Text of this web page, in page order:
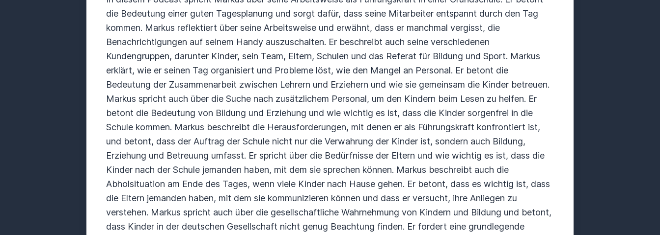
die Bedeutung einer guten Tagesplanung und sorgt dafür, dass seine Mitarbeiter entspannt durch den Tag
kommen. Markus reflektiert über seine Arbeitsweise und erwähnt, dass er manchmal vergisst, die
Benachrichtigungen auf seinem Handy auszuschalten. Er beschreibt auch seine verschiedenen
Kundengruppen, darunter Kinder, sein Team, Eltern, Schulen und das Referat für Bildung und Sport. Markus
erklärt, wie er seinen Tag organisiert und Probleme löst, wie den Mangel an Personal. Er betont die
Bedeutung der Zusammenarbeit zwischen Lehrern und Erziehern und wie sie gemeinsam die Kinder betreuen.
Markus spricht auch über die Suche nach zusätzlichem Personal, um den Kindern beim Lesen zu helfen. Er
betont die Bedeutung von Bildung und Erziehung und wie wichtig es ist, dass die Kinder sorgenfrei in die
Schule kommen. Markus beschreibt die Herausforderungen, mit denen er als Führungskraft konfrontiert ist,
und betont, dass der Auftrag der Schule nicht nur die Verwahrung der Kinder ist, sondern auch Bildung,
Erziehung und Betreuung umfasst. Er spricht über die Bedürfnisse der Eltern und wie wichtig es ist, dass die
Kinder nach der Schule jemanden haben, mit dem sie sprechen können. Markus beschreibt auch die
Abholsituation am Ende des Tages, wenn viele Kinder nach Hause gehen. Er betont, dass es wichtig ist, dass
die Eltern jemanden haben, mit dem sie kommunizieren können und dass er versucht, ihre Anliegen zu
verstehen. Markus spricht auch über die gesellschaftliche Wahrnehmung von Kindern und Bildung und betont,
dass Kinder in der deutschen Gesellschaft nicht genug Beachtung finden. Er fordert eine grundlegende